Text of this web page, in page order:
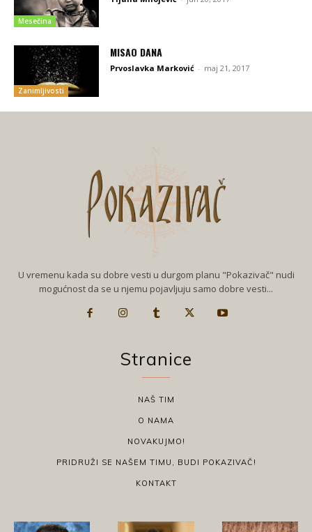
Mesečina
Zanimljivosti
MISAO DANA
Prvoslavka Marković - maj 21, 2017
U vremenu kada su dobre vesti u durgom planu "Pokazivač" nudi
mogućnost da se u njemu pojavljuju samo dobre vesti...
Stranice
NAŠ TIM
O NAMA
NOVAKUJMO!
PRIDRUŽI SE NAŠEM TIMU, BUDI POKAZIVAČ!
KONTAKT